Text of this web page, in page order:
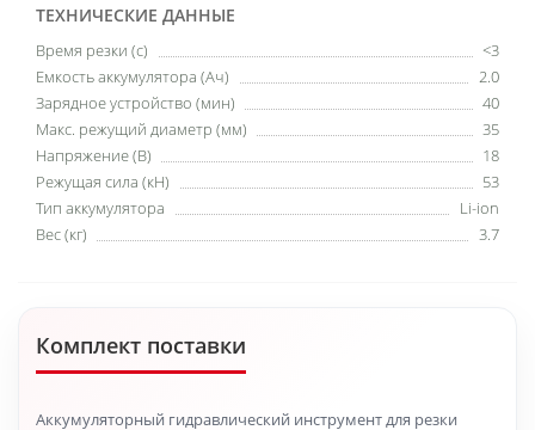
ТЕХНИЧЕСКИЕ ДАННЫЕ
Время резки (с)
<3
Емкость аккумулятора (Ач)
2.0
Зарядное устройство (мин)
40
Макс. режущий диаметр (мм)
35
Напряжение (В)
18
Режущая сила (кН)
53
Тип аккумулятора
Li-ion
Вес (кг)
3.7
Комплект поставки
Аккумуляторный гидравлический инструмент для резки